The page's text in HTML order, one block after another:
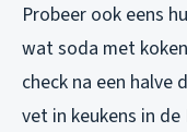
Probeer ook eens
wat soda met
check na een
vet in keukens in